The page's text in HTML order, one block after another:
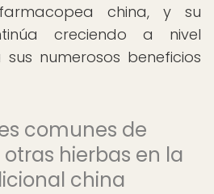
china, y su
creciendo a nivel
numerosos beneficios
comunes de
hierbas en la
china